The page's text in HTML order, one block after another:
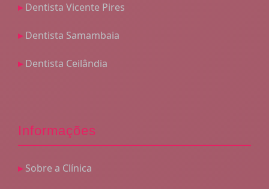
Dentista Vicente Pires
Dentista Samambaia
Dentista Ceilândia
Informações
Sobre a Clínica